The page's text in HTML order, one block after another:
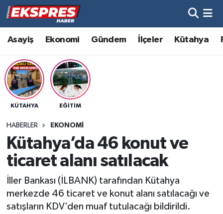
Asayiş Ekonomi Gündem İlçeler Kütahya
KÜTAHYA EĞITIM
HABERLER EKONOMI
Kütahya’da 46 konut ve
ticaret alanı satılacak
İller Bankası (İLBANK) tarafından Kütahya
merkezde 46 ticaret ve konut alanı satılacağı ve
satışların KDV’den muaf tutulacağı bildirildi.
Altıntaş
Asayiş
Aslanapa
Bölge
Çavdarhisar
Domaniç
Hava Durumu
Trafik Durumu
Süper Lig Puan Durumu ve Fikstür
Son Dakika Haberleri
Haber Arşivi